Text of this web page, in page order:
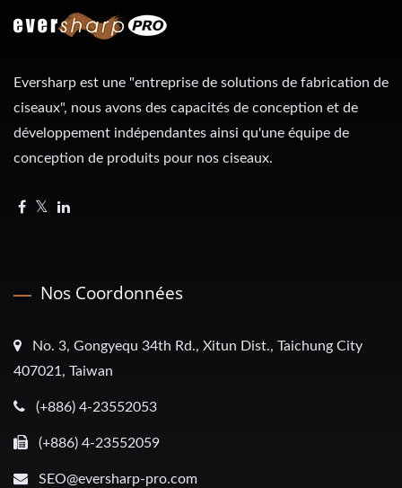
Eversharp est une "entreprise de solutions de fabrication de
ciseaux", nous avons des capacités de conception et de
développement indépendantes ainsi qu'une équipe de
conception de produits pour nos ciseaux.
Nos Coordonnées
No. 3, Gongyequ 34th Rd., Xitun Dist., Taichung City
407021, Taiwan
(+886) 4-23552053
(+886) 4-23552059
SEO@eversharp-pro.com